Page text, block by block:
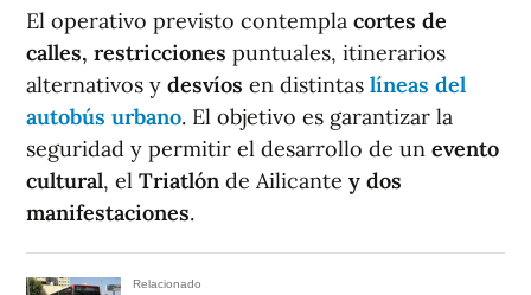
El operativo previsto contempla cortes de
calles, restricciones puntuales, itinerarios
alternativos y desvíos en distintas líneas del
autobús urbano. El objetivo es garantizar la
seguridad y permitir el desarrollo de un evento
cultural, el Triatlón de Ailicante y dos
manifestaciones.
Relacionado